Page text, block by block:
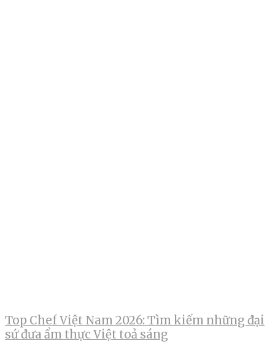
Top Chef Việt Nam 2026: Tìm kiếm những đại
sứ đưa ẩm thực Việt toả sáng